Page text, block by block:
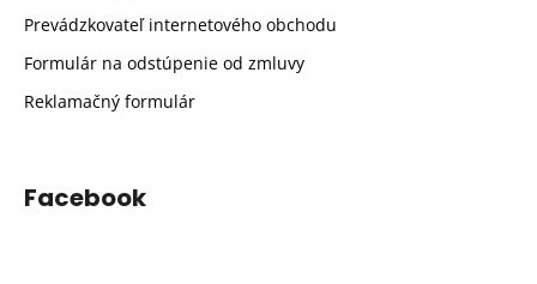
Prevádzkovateľ internetového obchodu
Formulár na odstúpenie od zmluvy
Reklamačný formulár
Facebook